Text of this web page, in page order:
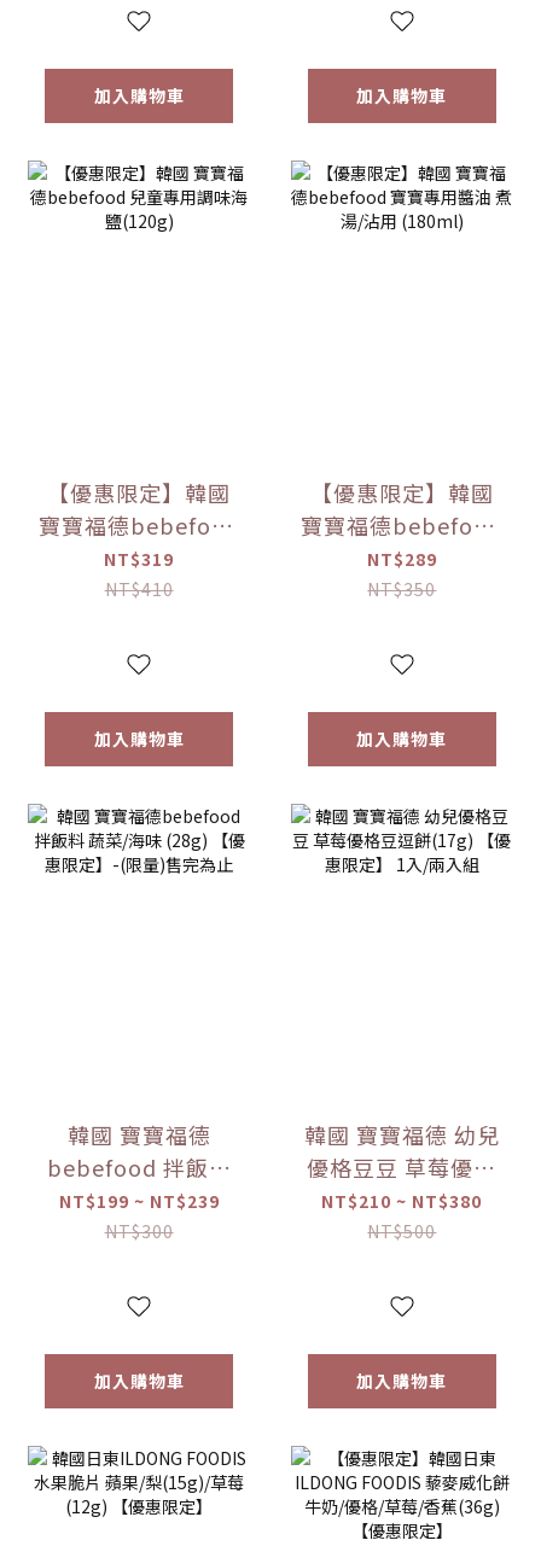
加入購物車 加入購物車
【優惠限定】韓國
寶寶福德bebefood
兒童專用調味海鹽
(120g)
NT$319
NT$410
加入購物車
【優惠限定】韓國
寶寶福德bebefood
寶寶專用醬油 煮湯/
沾用 (180ml)
NT$289
NT$350
加入購物車
韓國 寶寶福德
bebefood 拌飯料
蔬菜/海味 (28g)
【優惠限定】-(限
NT$199 ~ NT$239
NT$300
加入購物車
韓國 寶寶福德 幼兒
優格豆豆 草莓優格
豆逗餅(17g) 【優惠
限定】 1入/兩入組
NT$210 ~ NT$380
NT$500
加入購物車